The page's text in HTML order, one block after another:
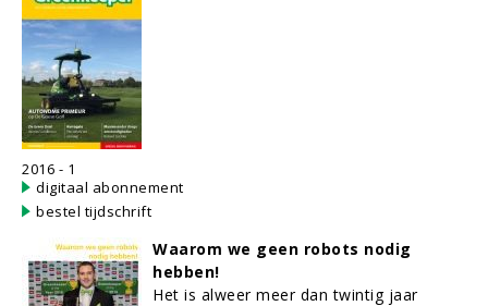
2016 - 1
digitaal abonnement
bestel tijdschrift
Waarom we geen robots nodig
hebben!
Het is alweer meer dan twintig jaar